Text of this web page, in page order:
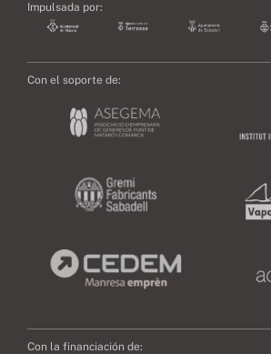
Impulsada por:
Con el soporte de:
Con la financiación de: